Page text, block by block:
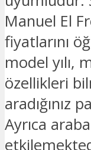
Manuel El
fiyatlarını
model yılı,
özellikleri
aradığınız
Ayrıca